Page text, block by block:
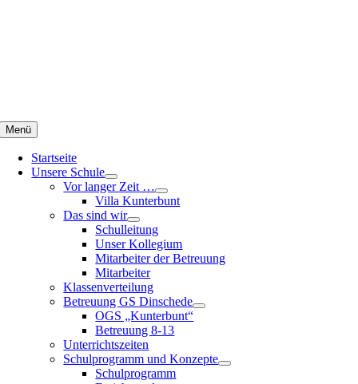
Menü
Startseite
Unsere Schule
Vor langer Zeit …
Villa Kunterbunt
Das sind wir
Schulleitung
Unser Kollegium
Mitarbeiter der Betreuung
Mitarbeiter
Klassenverteilung
Betreuung GS Dinschede
OGS „Kunterbunt“
Betreuung 8-13
Unterrichtszeiten
Schulprogramm und Konzepte
Schulprogramm